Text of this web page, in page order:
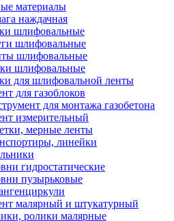
материалы
наждачная
шлифовальные
шлифовальные
шлифовальные
шлифовальные
для шлифовальной ленты
для газоблоков
для монтажа газобетона
измерительный
мерные ленты
линейки
гидростатические
пузырьковые
малярный и штукатурный
ролики малярные